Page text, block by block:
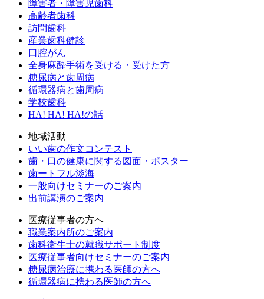
障害者・障害児歯科
高齢者歯科
訪問歯科
産業歯科健診
口腔がん
全身麻酔手術を受ける・受けた方
糖尿病と歯周病
循環器病と歯周病
学校歯科
HA! HA! HA!の話
地域活動
いい歯の作文コンテスト
歯・口の健康に関する図面・ポスター
歯ートフル淡海
一般向けセミナーのご案内
出前講演のご案内
医療従事者の方へ
職業案内所のご案内
歯科衛生士の就職サポート制度
医療従事者向けセミナーのご案内
糖尿病治療に携わる医師の方へ
循環器病に携わる医師の方へ